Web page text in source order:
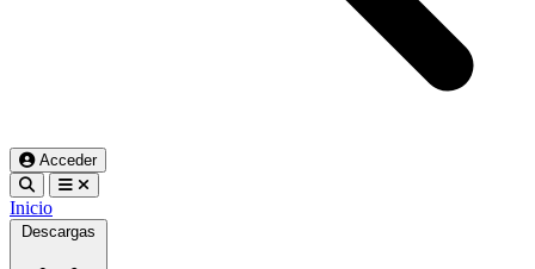
Acceder
Inicio
Descargas